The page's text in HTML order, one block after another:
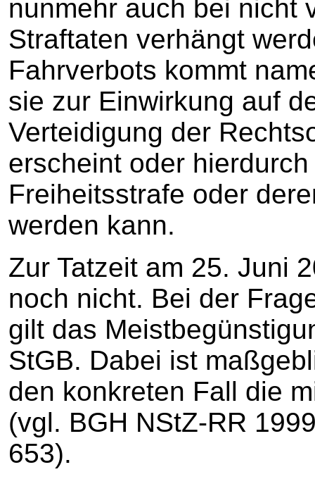
nunmehr auch bei nicht
Straftaten verhängt
Fahrverbots kommt
sie zur Einwirkung auf
Verteidigung der
erscheint oder
Freiheitsstrafe oder
werden kann.
Zur Tatzeit am 25. Juni
noch nicht. Bei der
gilt das
StGB. Dabei ist
den konkreten Fall die
(vgl. BGH NStZ-RR
653).